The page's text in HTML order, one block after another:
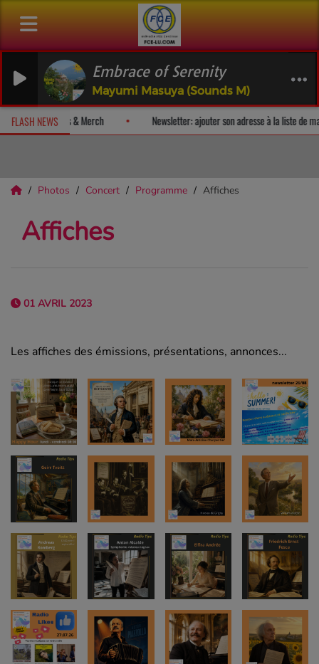
Embrace of Serenity
Mayumi Masuya (Sounds M)
FLASH NEWS
surprise! Fan Releases & Merch Newsletter: ajouter
Photos Concert Programme Affiches
Affiches
01 AVRIL 2023
Les affiches des émissions, présentations, annonces...